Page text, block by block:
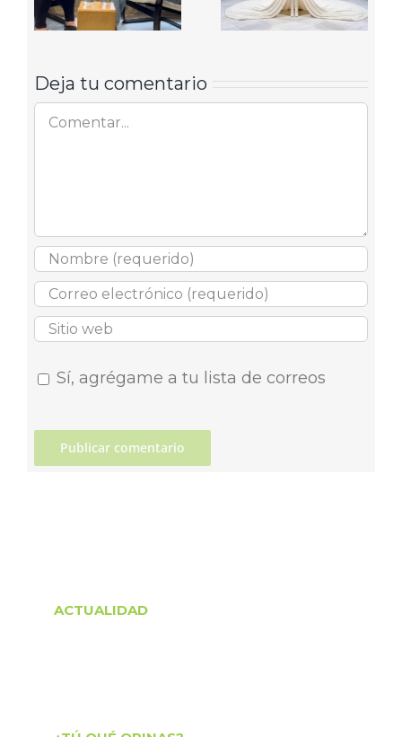
Deja tu comentario
Comentar
Sí, agrégame a tu lista de correos
ACTUALIDAD